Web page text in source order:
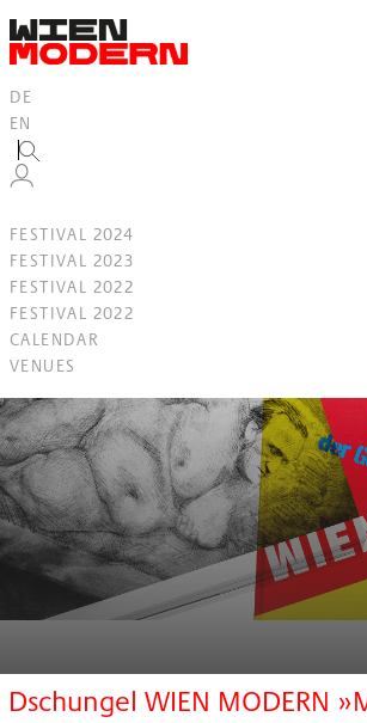
springen
DE
EN
FESTIVAL 2024
FESTIVAL 2023
FESTIVAL 2022
FESTIVAL 2022
CALENDAR
VENUES
Dschungel WIEN MODERN